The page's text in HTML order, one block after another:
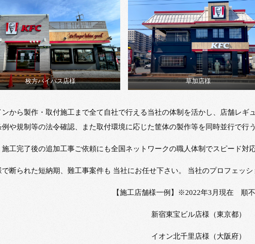
枚方バイパス店様 草加店様
ンから製作・取付施工まで全て自社で行える当社の体制を活かし、店舗レギ
例や規制等の法令確認、また取付環境に応じた筐体の製作等を同時並行で行
施工完了後の追加工事ご依頼にも全国ネットワークの職人体制でスピード対
で断られた短納期、難工事案件も 当社にお任せ下さい。 当社のプロフェッシ
【施工店舗様一例】※2022年3月現在
新宿東宝ビル店様（東京都）
イオン北千里店様（大阪府）